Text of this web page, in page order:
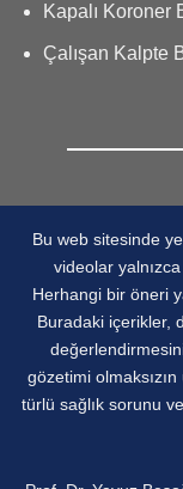
Kapalı Koroner
Çalışan Kalpte
Bu web sitesinde
videolar
Herhangi bir öneri
Buradaki içerikler,
gözetimi
türlü sağlık sorunu